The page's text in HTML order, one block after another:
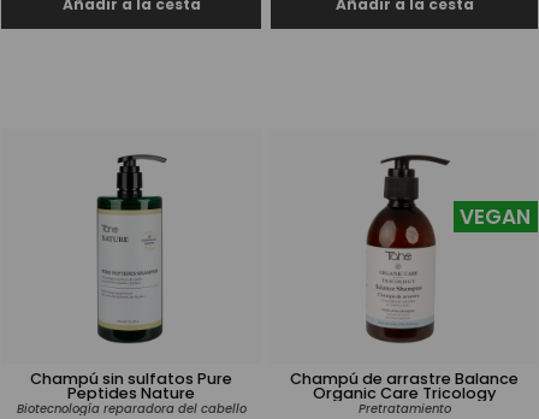
Champú sin sulfatos Pure
Peptides Nature
Biotecnología reparadora del cabello
Champú de arrastre Balance
Organic Care Tricology
Pretratamiento
VEGAN